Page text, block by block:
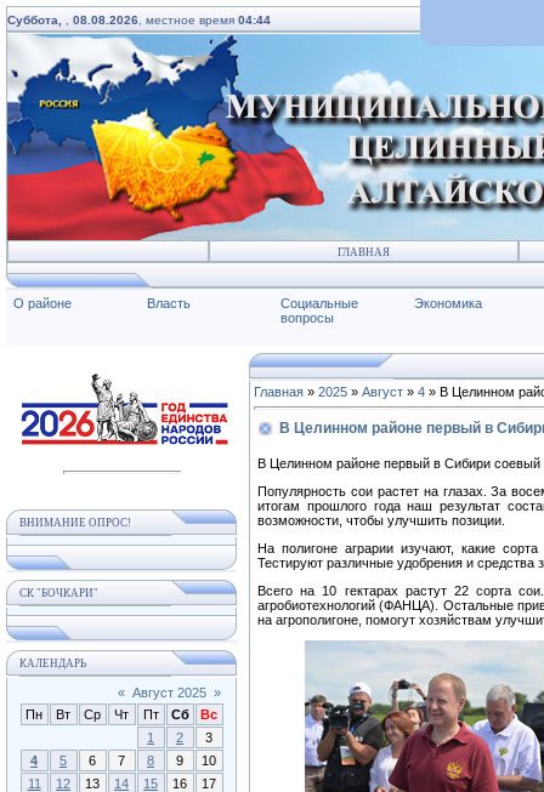
Суббота, 08.08.2026 , местное время 04:44
ГЛАВНАЯ
О районе Власть
Социальные
вопросы
Экономика
ВНИМАНИЕ ОПРОС!
СК "БОЧКАРИ"
КАЛЕНДАРЬ
« Август 2025 »
Пн
Вт Ср Чт Пт Сб
Вс
1
2
3
4
5 6 7 8 9
10
11
12 13 14 15 16
17
Главная » 2025 » Август » 4 » В Целинном
В Целинном районе первый в
В Целинном районе первый в Сибири соевый
Популярность сои растет на глазах. За
итогам прошлого года наш результат
возможности, чтобы улучшить позиции.
На полигоне аграрии изучают, какие
Тестируют различные удобрения и средства
Всего на 10 гектарах растут 22 сорта
агробиотехнологий (ФАНЦА). Остальные
на агрополигоне, помогут хозяйствам